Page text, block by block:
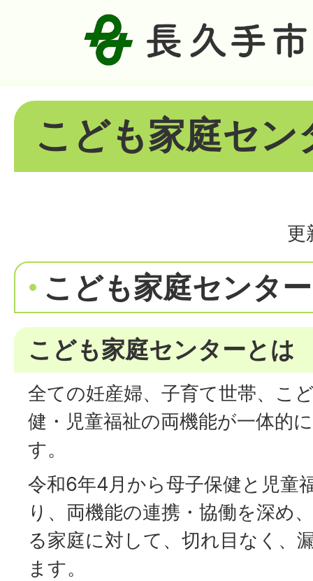
こども家庭セン
更
こども家庭センタ
こども家庭センターとは
全ての妊産婦、子育て世帯、こ
健・児童福祉の両機能が一体的
す。
令和6年4月から母子保健と児童
り、両機能の連携・協働を深め
る家庭に対して、切れ目なく、
ます。